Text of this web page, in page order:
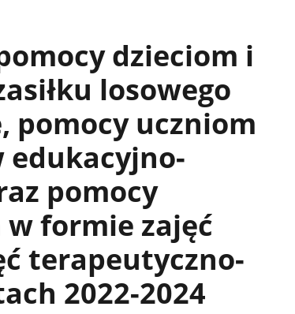
dzieciom i
losowego
pomocy uczniom
pomocy
formie zajęć
terapeutyczno-
2022-2024